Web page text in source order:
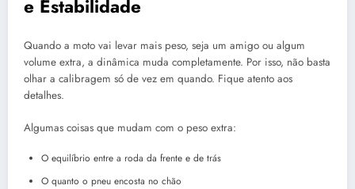
e Estabilidade
Quando a moto vai levar mais peso, seja um amigo ou algum
volume extra, a dinâmica muda completamente. Por isso, não basta
olhar a calibragem só de vez em quando. Fique atento aos
detalhes.
Algumas coisas que mudam com o peso extra:
O equilíbrio entre a roda da frente e de trás
O quanto o pneu encosta no chão